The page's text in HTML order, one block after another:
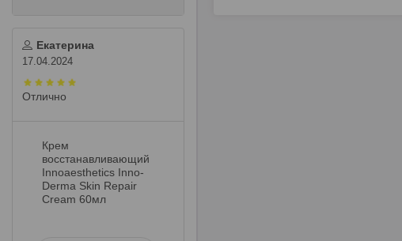
Екатерина
17.04.2024
Отлично
Крем
восстанавливающий
Innoaesthetics Inno-
Derma Skin Repair
Cream 60мл